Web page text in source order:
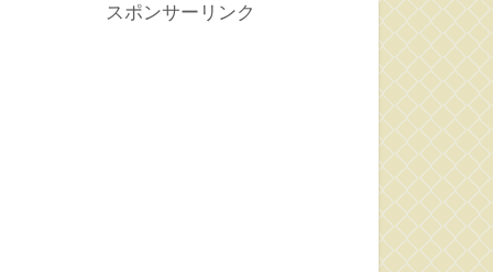
スポンサーリンク